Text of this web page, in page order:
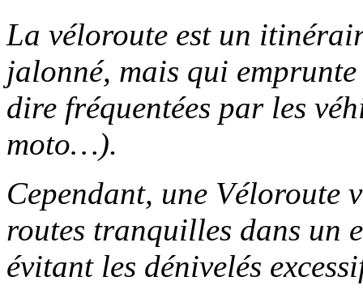
La véloroute est un
jalonné, mais qui
dire fréquentées par les
moto…).
Cependant, une Véloroute
routes tranquilles dans un
évitant les dénivelés